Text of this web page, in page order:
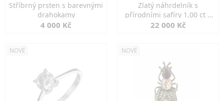
Stříbrný prsten s barevnými
drahokamy
4 000 Kč
Zlatý náhrdelník s
přírodními safíry 1,00 ct a
diamanty
22 000 Kč
NOVÉ NOVÉ